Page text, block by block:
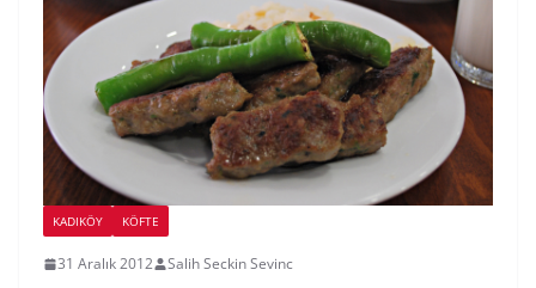
KADIKÖY KÖFTE
31 Aralık 2012 Salih Seckin Sevinc